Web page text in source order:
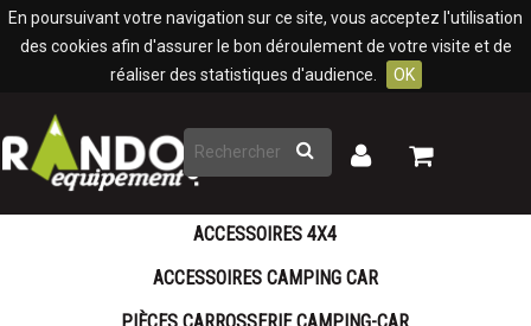
En poursuivant votre navigation sur ce site, vous acceptez l'utilisation
des cookies afin d'assurer le bon déroulement de votre visite et de
réaliser des statistiques d'audience.
OK
Rechercher
Mon
Mon
ACCESSOIRES 4X4
ACCESSOIRES CAMPING CAR
Panneau de gestion des cookies